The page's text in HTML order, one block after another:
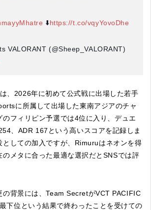
⬇️https://t.co/vqyYovoDhe
VALORANT (@Sheep_VALORANT)
、2026年に初めて公式戦に出場した若手
に所属して出場した東南アジアのチャ
のフィリピン予選では4位に入り、デュエ
、ADR 167という高いスコアを記録しま
としての加入ですが、Rimuruはネオンを得
のメタに合った最適な選択だとSNSでは評
の背景には、Team SecretがVCT PACIFIC
下位という結果で終わったことを受けての